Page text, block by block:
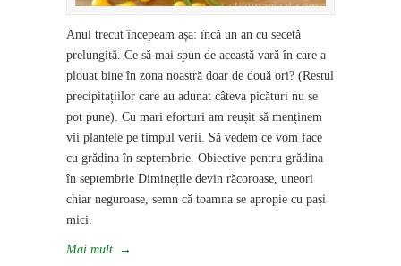
Anul trecut începeam așa: încă un an cu secetă
prelungită. Ce să mai spun de această vară în care a
plouat bine în zona noastră doar de două ori? (Restul
precipitațiilor care au adunat câteva picături nu se
pot pune). Cu mari eforturi am reușit să menținem
vii plantele pe timpul verii. Să vedem ce vom face
cu grădina în septembrie. Obiective pentru grădina
în septembrie Diminețile devin răcoroase, uneori
chiar neguroase, semn că toamna se apropie cu pași
mici.
Mai mult →